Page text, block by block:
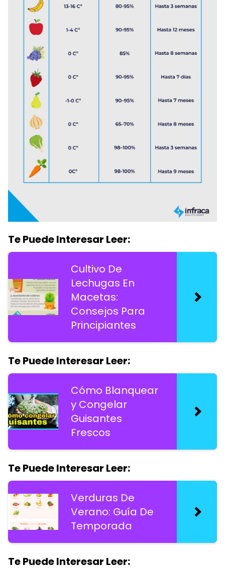
Te Puede Interesar Leer:
Cultivo De
Lechugas En
Macetas:
Consejos Para
Principiantes
Te Puede Interesar Leer:
Cómo Blanquear
y Congelar
Guisantes
Frescos
Te Puede Interesar Leer:
Verduras De
Verano: Guía De
Temporada
Te Puede Interesar Leer: